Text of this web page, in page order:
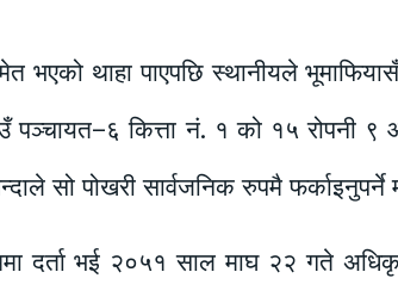
थाहा पाएपछि स्थानीयले
कित्ता नं. १ को १५ रोपनी ९
सो पोखरी सार्वजनिक रुपमै
दर्ता भई २०५१ साल माघ २२ गते